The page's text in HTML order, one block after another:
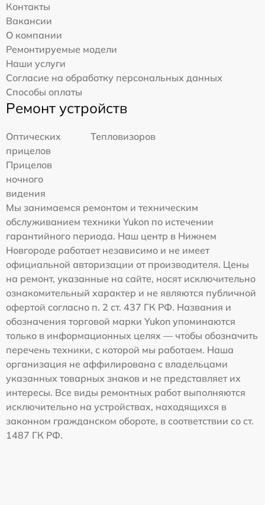
Контакты
Вакансии
О компании
Ремонтируемые модели
Наши услуги
Согласие на обработку персональных данных
Способы оплаты
Ремонт устройств
Оптических
прицелов
Тепловизоров
Прицелов
ночного
видения
Мы занимаемся ремонтом и техническим
обслуживанием техники Yukon по истечении
гарантийного периода. Наш центр в Нижнем
Новгороде работает независимо и не имеет
официальной авторизации от производителя. Цены
на ремонт, указанные на сайте, носят исключительно
ознакомительный характер и не являются публичной
офертой согласно п. 2 ст. 437 ГК РФ. Названия и
обозначения торговой марки Yukon упоминаются
только в информационных целях — чтобы обозначить
перечень техники, с которой мы работаем. Наша
организация не аффилирована с владельцами
указанных товарных знаков и не представляет их
интересы. Все виды ремонтных работ выполняются
исключительно на устройствах, находящихся в
законном гражданском обороте, в соответствии со ст.
1487 ГК РФ.